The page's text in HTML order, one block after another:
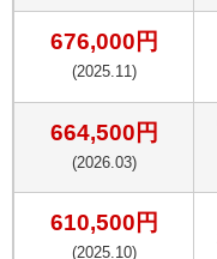
676,000 円
(2025.11)
664,500 円
(2026.03)
610,500 円
(2025.10)